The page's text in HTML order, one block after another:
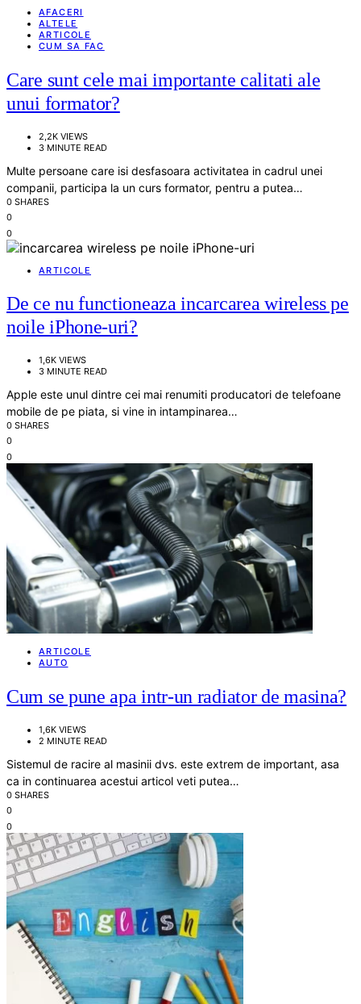
AFACERI
ALTELE
ARTICOLE
CUM SA FAC
Care sunt cele mai importante calitati ale
unui formator?
2,2K VIEWS
3 MINUTE READ
Multe persoane care isi desfasoara activitatea in cadrul unei
companii, participa la un curs formator, pentru a putea…
0 SHARES
0
0
ARTICOLE
De ce nu functioneaza incarcarea wireless pe
noile iPhone-uri?
1,6K VIEWS
3 MINUTE READ
Apple este unul dintre cei mai renumiti producatori de telefoane
mobile de pe piata, si vine in intampinarea…
0 SHARES
0
0
ARTICOLE
AUTO
Cum se pune apa intr-un radiator de masina?
1,6K VIEWS
2 MINUTE READ
Sistemul de racire al masinii dvs. este extrem de important, asa
ca in continuarea acestui articol veti putea…
0 SHARES
0
0